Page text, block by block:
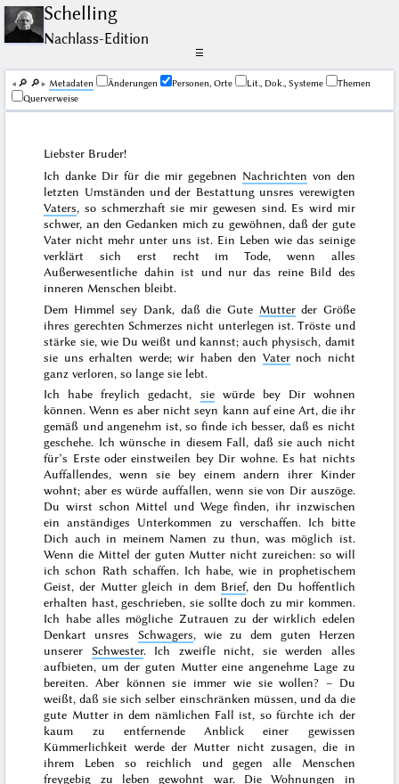
Schelling
Nachlass-Edition
☰
🔎︎ 🔎︎ Me­ta­da­ten Änderungen Personen, Orte Lit., Dok., Systeme
Themen
Querverweise
Liebster Bruder!
Ich danke Dir für die mir gegebnen Nachrichten von den
letzten Umständen und der Bestattung unsres verewigten
Vaters, so schmerzhaft sie mir gewesen sind. Es wird mir
schwer, an den Gedanken mich zu gewöhnen, daß der gute
Vater nicht mehr unter uns ist. Ein Leben wie das seinige
verklärt sich erst recht im Tode, wenn alles
Außerwesentliche dahin ist und nur das reine Bild des
inneren Menschen bleibt.
Dem Himmel sey Dank, daß die Gute Mutterder Größe
ihres gerechten Schmerzes nicht unterlegen ist. Tröste und
stärke sie, wie Du weißt und kannst; auch physisch, damit
sie uns erhalten werde; wir haben den Vaternoch nicht
ganz verloren, so lange sie lebt.
Ich habe freylich gedacht, siewürde bey Dir wohnen
können. Wenn es aber nicht seyn kann auf eine Art, die ihr
gemäß und angenehm ist, so finde ich besser, daß es nicht
geschehe. Ich wünsche in diesem Fall, daß sie auch nicht
für’s Erste oder einstweilen bey Dir wohne. Es hat nichts
Auffallendes, wenn sie bey einem andern ihrer Kinder
wohnt; aber es würde auffallen, wenn sie von Dir auszöge.
Du wirst schon Mittel und Wege finden, ihr inzwischen
ein anständiges Unterkommen zu verschaffen. Ich bitte
Dich auch in meinem Namen zu thun, was möglich ist.
Wenn die Mittel der guten Mutter nicht zureichen: so will
ich schon Rath schaffen. Ich habe, wie in prophetischem
Geist, der Mutter gleich in dem Brief, den Du hoffentlich
erhalten hast, geschrieben, sie sollte doch zu mir kommen.
Ich habe alles mögliche Zutrauen zu der wirklich edelen
Denkart unsres Schwagers, wie zu dem guten Herzen
unserer Schwester. Ich zweifle nicht, sie werden alles
aufbieten, um der guten Mutter eine angenehme Lage zu
bereiten. Aber können sie immer wie sie wollen? – Du
weißt, daß sie sich selber einschränken müssen, und da die
gute Mutter in dem nämlichen Fall ist, so fürchte ich der
kaum zu entfernende Anblick einer gewissen
Kümmerlichkeit werde der Mutter nicht zusagen, die in
ihrem Leben so reichlich und gegen alle Menschen
freygebig zu leben gewohnt war. Die Wohnungen in